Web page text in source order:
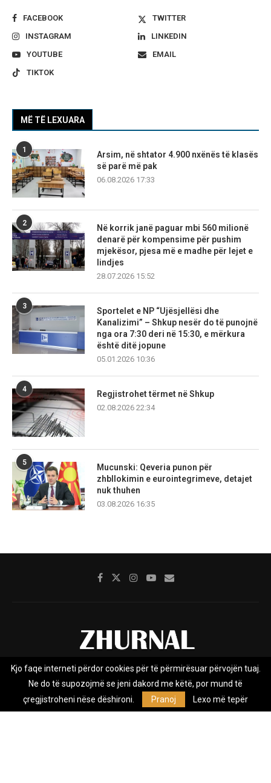
FACEBOOK
TWITTER
INSTAGRAM
LINKEDIN
YOUTUBE
EMAIL
TIKTOK
MË TË LEXUARA
1
Arsim, në shtator 4.900 nxënës të klasës
së parë më pak
06.08.2026 17:33
2
Në korrik janë paguar mbi 560 milionë
denarë për kompensime për pushim
mjekësor, pjesa më e madhe për lejet e
lindjes
28.07.2026 15:52
3
Sportelet e NP “Ujësjellësi dhe
Kanalizimi” – Shkup nesër do të punojnë
nga ora 7:30 deri në 15:30, e mërkura
është ditë jopune
05.01.2026 10:36
4
Regjistrohet tërmet në Shkup
02.08.2026 22:34
5
Mucunski: Qeveria punon për
zhbllokimin e eurointegrimeve, detajet
nuk thuhen
03.08.2026 16:35
Rreth nesh Impresumi Marketing
Privacy Policy
Zhurnal.mk është Agjenci e Lajmeve e pavarur, e themeluar në vitin
Kjo faqe interneti përdor cookies për të përmirësuar përvojën tuaj.
Ne do të supozojmë se jeni dakord me këtë, por mund të
çregjistroheni nëse dëshironi.
Pranoj Lexo më tepër